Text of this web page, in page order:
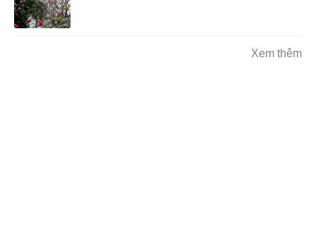
Xem thêm